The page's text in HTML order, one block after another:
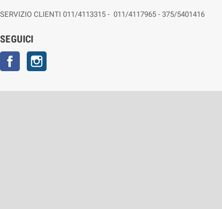
SERVIZIO CLIENTI 011/4113315 - 011/4117965 - 375/5401416
SEGUICI
Facebook